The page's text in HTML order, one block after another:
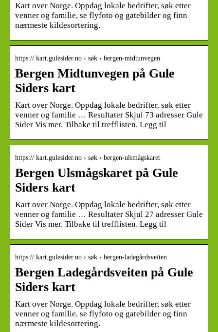
Kart over Norge. Oppdag lokale bedrifter, søk etter
venner og familie, se flyfoto og gatebilder og finn
nærmeste kildesortering.
https:// kart.gulesider.no › søk › bergen-midtunvegen
Bergen Midtunvegen på Gule
Siders kart
Kart over Norge. Oppdag lokale bedrifter, søk etter
venner og familie … Resultater Skjul 73 adresser Gule
Sider Vis mer. Tilbake til trefflisten. Legg til
https:// kart.gulesider.no › søk › bergen-ulsmågskaret
Bergen Ulsmågskaret på Gule
Siders kart
Kart over Norge. Oppdag lokale bedrifter, søk etter
venner og familie … Resultater Skjul 27 adresser Gule
Sider Vis mer. Tilbake til trefflisten. Legg til
https:// kart.gulesider.no › søk › bergen-ladegårdsveiten
Bergen Ladegårdsveiten på Gule
Siders kart
Kart over Norge. Oppdag lokale bedrifter, søk etter
venner og familie, se flyfoto og gatebilder og finn
nærmeste kildesortering.